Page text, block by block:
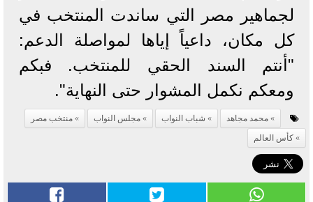
لجماهير مصر التي ساندت المنتخب في
كل مكان، داعياً إياها لمواصلة الدعم:
"أنتم السند الحقي للمنتخب. فبكم
ومعكم نكمل المشوار حتى النهاية".
محمد مجاهد شباب النواب مجلس النواب
منتخب مصر
كأس العالم